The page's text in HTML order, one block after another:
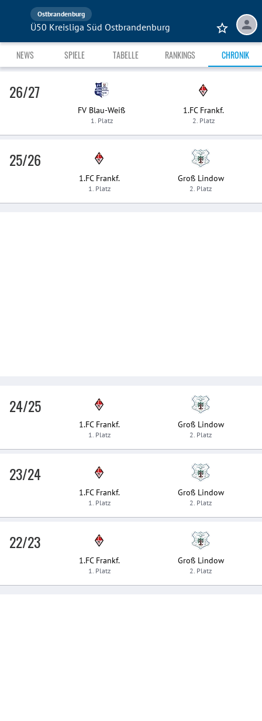
Ostbrandenburg
Ü50 Kreisliga Süd Ostbrandenburg
NEWS SPIELE TABELLE RANKINGS CHRONIK
26/27
FV Blau-Weiß
1. Platz
1.FC Frankf.
2. Platz
25/26
1.FC Frankf.
1. Platz
Groß Lindow
2. Platz
24/25
1.FC Frankf.
1. Platz
Groß Lindow
2. Platz
23/24
1.FC Frankf.
1. Platz
Groß Lindow
2. Platz
22/23
1.FC Frankf.
1. Platz
Groß Lindow
2. Platz